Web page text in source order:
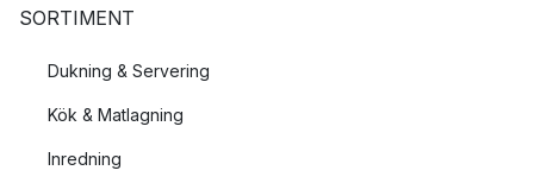
SORTIMENT
Dukning & Servering
Kök & Matlagning
Inredning